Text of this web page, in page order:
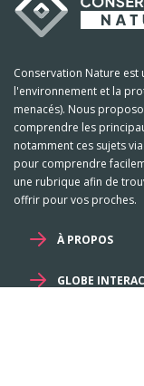
Conservation Nature
l'environnement et la
menacés). Nous
comprendre les
notamment ces sujets
pour comprendre
une rubrique afin de
offrir pour vos proches.
À PROPOS
GLOBE